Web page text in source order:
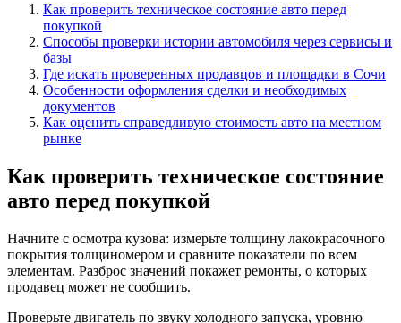
Как проверить техническое состояние авто перед
покупкой
Способы проверки истории автомобиля через сервисы и
базы
Где искать проверенных продавцов и площадки в Сочи
Особенности оформления сделки и необходимых
документов
Как оценить справедливую стоимость авто на местном
рынке
Как проверить техническое состояние
авто перед покупкой
Начните с осмотра кузова: измерьте толщину лакокрасочного
покрытия толщиномером и сравните показатели по всем
элементам. Разброс значений покажет ремонты, о которых
продавец может не сообщить.
Проверьте двигатель по звуку холодного запуска, уровню